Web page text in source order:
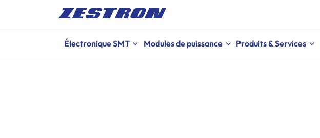
Électronique SMT Modules de puissance Produits & Services